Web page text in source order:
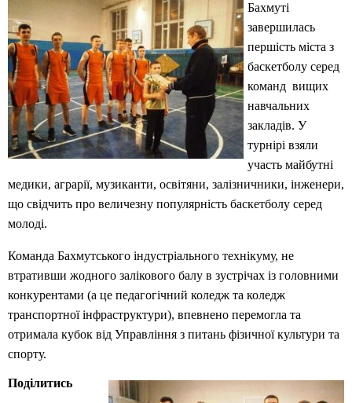
Бахмуті
завершилась
першість міста з
баскетболу серед
команд вищих
навчальних
закладів. У
турнірі взяли
участь майбутні
медики, аграрії, музиканти, освітяни, залізничники, інженери,
що свідчить про величезну популярність баскетболу серед
молоді.
Команда Бахмутського індустріального технікуму, не
втративши жодного залікового балу в зустрічах із головними
конкурентами (а це педагогічний коледж та коледж
транспортної інфраструктури), впевнено перемогла та
отримала кубок від Управління з питань фізичної культури та
спорту.
Поділитись